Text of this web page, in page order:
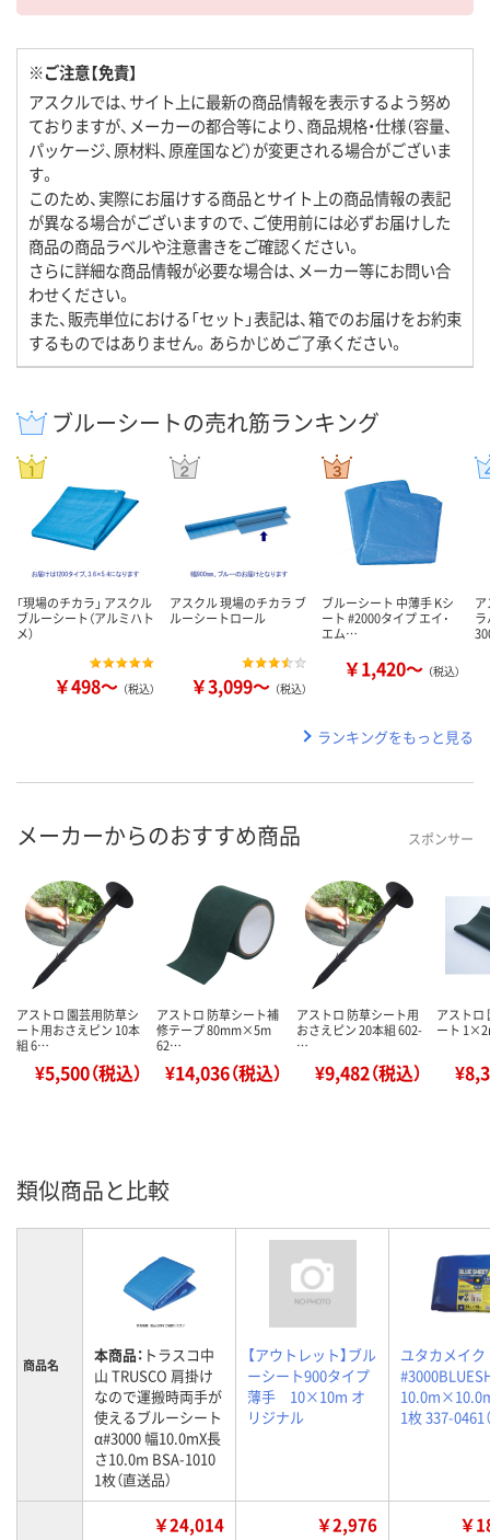
※ご注意【免責】
アスクルでは、サイト上に最新の商品情報を表示するよう努め
ておりますが、メーカーの都合等により、商品規格・仕様（容量、
パッケージ、原材料、原産国など）が変更される場合がございま
す。
このため、実際にお届けする商品とサイト上の商品情報の表記
が異なる場合がございますので、ご使用前には必ずお届けした
商品の商品ラベルや注意書きをご確認ください。
さらに詳細な商品情報が必要な場合は、メーカー等にお問い合
わせください。
また、販売単位における「セット」表記は、箱でのお届けをお約束
するものではありません。あらかじめご了承ください。
ブルーシートの売れ筋ランキング
「現場のチカラ」 アスクル
ブルーシート（アルミハト
メ）
￥498～ （税込）
アスクル 現場のチカラ ブ
ルーシートロール
￥3,099～ （税込）
ブルーシート 中薄手 Kシ
ート #2000タイプ エイ･
エム…
￥1,420～ （税込）
ランキングをもっと見る
メーカーからのおすすめ商品 スポンサー
アストロ 園芸用防草シ
ート用おさえピン 10本
組 6…
¥5,500（税込）
アストロ 防草シート補
修テープ 80mm×5m
62…
¥14,036（税込）
アストロ 防草シート用
おさえピン 20本組 602-
…
¥9,482（税込）
アストロ
ート
類似商品と比較
商品名 本商品： トラスコ中
山 TRUSCO 肩掛け
なので運搬時両手が
使えるブルーシート
α#3000 幅10.0mX長
さ10.0m BSA-1010
1枚（直送品）
【アウトレット】ブル
ーシート900タイプ
薄手 10×10m オ
リジナル
ユタカメイク
1枚 337-0461
￥24,014 ￥2,976 ￥